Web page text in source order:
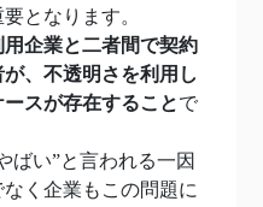
となります。
用企業と二者間で契約
、不透明さを利用し
スが存在することで
ばい”と言われる一因
く企業もこの問題に